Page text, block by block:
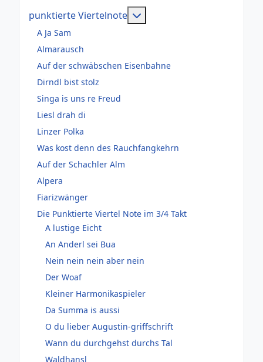
punktierte Viertelnote
A Ja Sam
Almarausch
Auf der schwäbschen Eisenbahne
Dirndl bist stolz
Singa is uns re Freud
Liesl drah di
Linzer Polka
Was kost denn des Rauchfangkehrn
Auf der Schachler Alm
Alpera
Fiarizwänger
Die Punktierte Viertel Note im 3/4 Takt
A lustige Eicht
An Anderl sei Bua
Nein nein nein aber nein
Der Woaf
Kleiner Harmonikaspieler
Da Summa is aussi
O du lieber Augustin-griffschrift
Wann du durchgehst durchs Tal
Waldhansl